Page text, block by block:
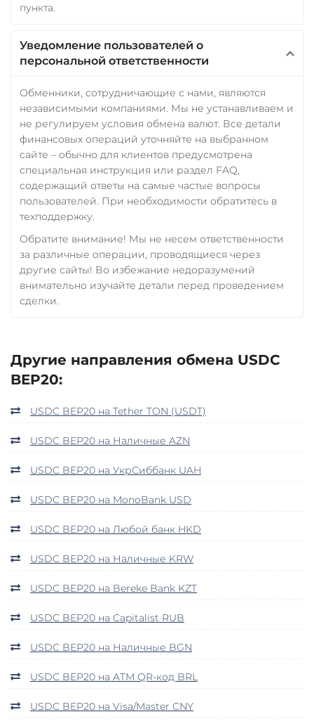
пункта.
Уведомление пользователей о
персональной ответственности
Обменники, сотрудничающие с нами, являются
независимыми компаниями. Мы не устанавливаем и
не регулируем условия обмена валют. Все детали
финансовых операций уточняйте на выбранном
сайте – обычно для клиентов предусмотрена
специальная инструкция или раздел FAQ,
содержащий ответы на самые частые вопросы
пользователей. При необходимости обратитесь в
техподдержку.
Обратите внимание! Мы не несем ответственности
за различные операции, проводящиеся через
другие сайты! Во избежание недоразумений
внимательно изучайте детали перед проведением
сделки.
Другие направления обмена USDC
BEP20:
USDC BEP20 на Tether TON (USDT)
USDC BEP20 на Наличные AZN
USDC BEP20 на УкрСиббанк UAH
USDC BEP20 на MonoBank USD
USDC BEP20 на Любой банк HKD
USDC BEP20 на Наличные KRW
USDC BEP20 на Bereke Bank KZT
USDC BEP20 на Capitalist RUB
USDC BEP20 на Наличные BGN
USDC BEP20 на ATM QR-код BRL
USDC BEP20 на Visa/Master CNY